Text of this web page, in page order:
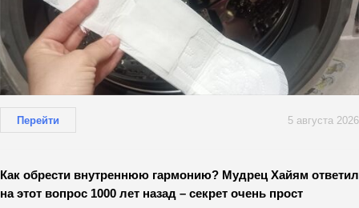
Перейти 5 августа 2026
Как обрести внутреннюю гармонию? Мудрец Хайям ответил
на этот вопрос 1000 лет назад – секрет очень прост